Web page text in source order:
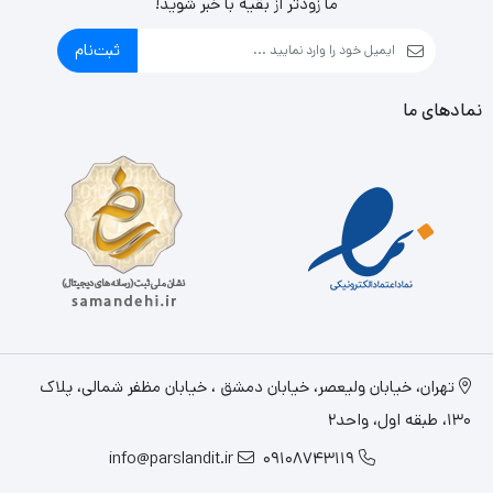
ثبت‌نام
نمادهای ما
تهران، خيابان وليعصر، خیابان دمشق ، خیابان مظفر شمالی، پلاک
130، طبقه اول، واحد2
09108743119
info@parslandit.ir